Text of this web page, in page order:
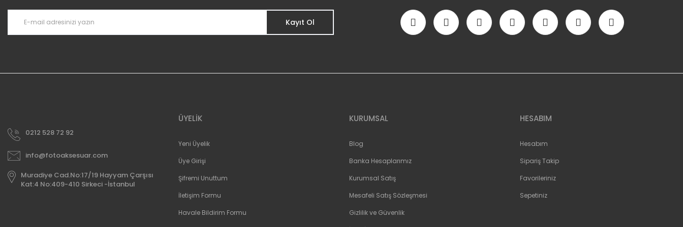
Kayıt Ol
0212 528 72 92
info@fotoaksesuar.com
Muradiye Cad.No:17/19 Hayyam Çarşısı
Kat:4 No:409-410 Sirkeci -İstanbul
ÜYELİK
Yeni Üyelik
Üye Girişi
Şifremi Unuttum
İletişim Formu
Havale Bildirim Formu
KURUMSAL
Blog
Banka Hesaplarımız
Kurumsal Satış
Mesafeli Satış Sözleşmesi
Gizlilik ve Güvenlik
HESABIM
Hesabım
Sipariş Takip
Favorileriniz
Sepetiniz